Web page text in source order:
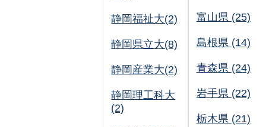
静岡福祉大(2)
静岡県立大(8)
静岡産業大(2)
静岡理工科大
(2)
富山県 (25)
島根県 (14)
青森県 (24)
岩手県 (22)
栃木県 (21)